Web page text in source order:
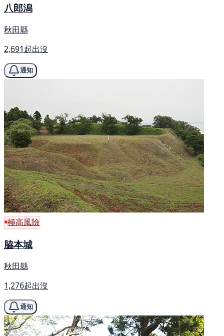
八郎潟
秋田縣
2,691起出沒
通知
極高風險
脇本城
秋田縣
1,276起出沒
通知